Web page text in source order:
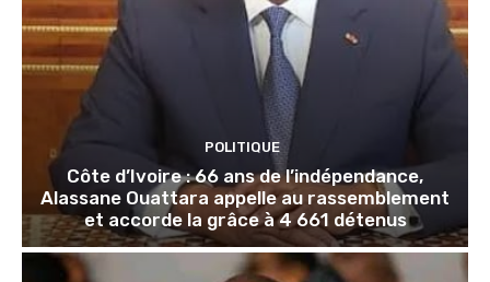
POLITIQUE
Côte d’Ivoire : 66 ans de l’indépendance,
Alassane Ouattara appelle au rassemblement
et accorde la grâce à 4 661 détenus